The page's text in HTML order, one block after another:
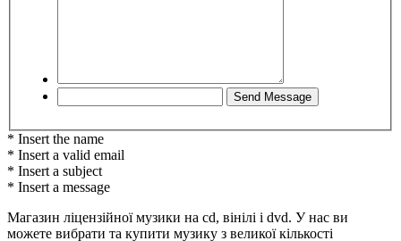
* Insert the name
* Insert a valid email
* Insert a subject
* Insert a message
Магазин ліцензійної музики на cd, вінілі і dvd. У нас ви
можете вибрати та купити музику з великої кількості